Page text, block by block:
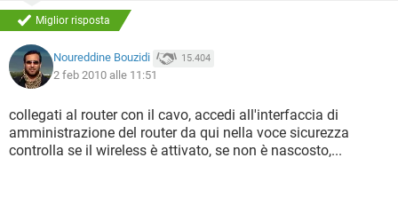
Miglior risposta
Noureddine Bouzidi 15.404
2 feb 2010 alle 11:51
collegati al router con il cavo, accedi all'interfaccia di
amministrazione del router da qui nella voce sicurezza
controlla se il wireless è attivato, se non è nascosto,...